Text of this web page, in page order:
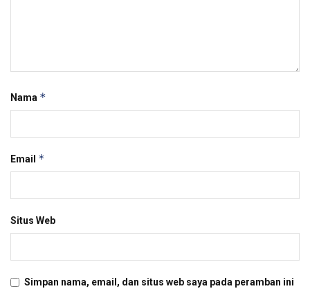
Nama *
Email *
Situs Web
Simpan nama, email, dan situs web saya pada peramban ini